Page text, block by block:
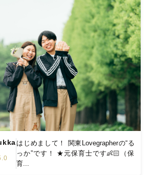
い出を美しく仕上げます
技術で写真の明るさや色合いを丁寧に調
しつつも、おしゃれで洗練された仕上がり
真を撮ってほしかった！」と思える一枚に
ラブグラフの撮影事例をご覧ください。
はじめまして！ 関東Lovegrapherの“る
っか”です！ ★元保育士です👶🏻（保
育...